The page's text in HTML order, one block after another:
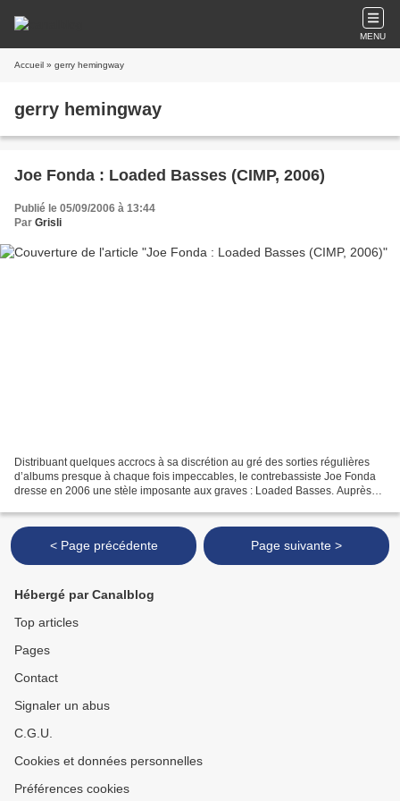
MENU
Accueil » gerry hemingway
gerry hemingway
Joe Fonda : Loaded Basses (CIMP, 2006)
Publié le 05/09/2006 à 13:44
Par Grisli
Distribuant quelques accrocs à sa discrétion au gré des sorties régulières
d’albums presque à chaque fois impeccables, le contrebassiste Joe Fonda
dresse en 2006 une stèle imposante aux graves : Loaded Basses. Auprès
< Page précédente Page suivante >
Hébergé par Canalblog
Top articles
Pages
Contact
Signaler un abus
C.G.U.
Cookies et données personnelles
Préférences cookies